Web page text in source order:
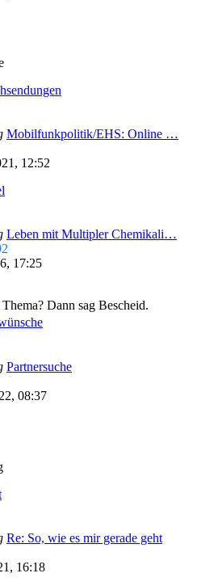
Mobilfunkpolitik/EHS: Online …
12:52
Leben mit Multipler Chemikali…
17:25
Dann sag Bescheid.
Partnersuche
08:37
Re: So, wie es mir gerade geht
16:18